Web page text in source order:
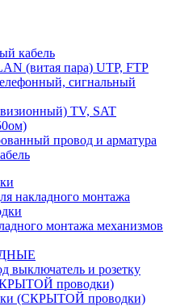
кабель
(витая пара) UTP, FTP
сигнальный
TV, SAT
провод и арматура
накладного монтажа
монтажа механизмов
выключатель и розетку
проводки)
(СКРЫТОЙ проводки)